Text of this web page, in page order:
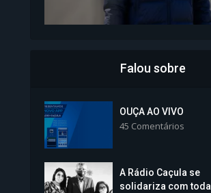
Colégios da Polícia...
Falou sobre
OUÇA AO VIVO
45 Comentários
A Rádio Caçula se
solidariza com toda